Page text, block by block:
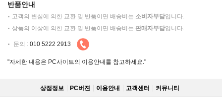
반품안내
고객의 변심에 의한 교환 및 반품이면 배송비는 소비자부담입니다.
상품의 이상에 의한 교환 및 반품이면 배송비는 판매자부담입니다.
문의 : 010 5222 2913
"자세한 내용은 PC사이트의 이용안내를 참고하세요."
상점정보 PC버젼 이용안내 고객센터 커뮤니티